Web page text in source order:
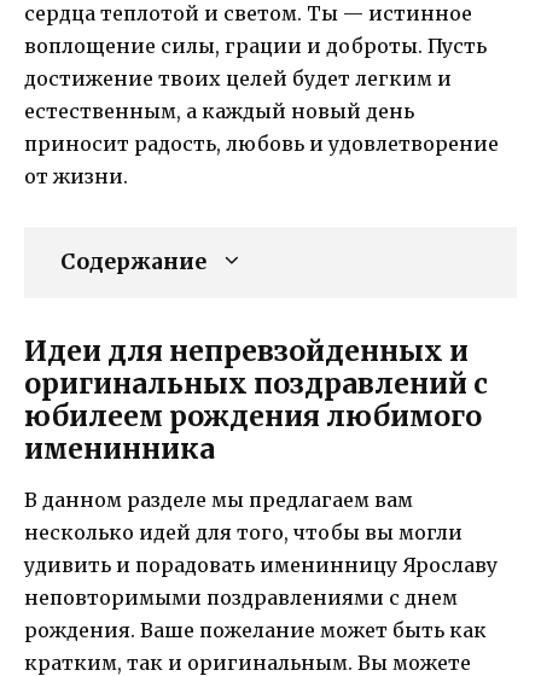
сердца теплотой и светом. Ты — истинное
воплощение силы, грации и доброты. Пусть
достижение твоих целей будет легким и
естественным, а каждый новый день
приносит радость, любовь и удовлетворение
от жизни.
Содержание
Идеи для непревзойденных и
оригинальных поздравлений с
юбилеем рождения любимого
именинника
В данном разделе мы предлагаем вам
несколько идей для того, чтобы вы могли
удивить и порадовать именинницу Ярославу
неповторимыми поздравлениями с днем
рождения. Ваше пожелание может быть как
кратким, так и оригинальным. Вы можете